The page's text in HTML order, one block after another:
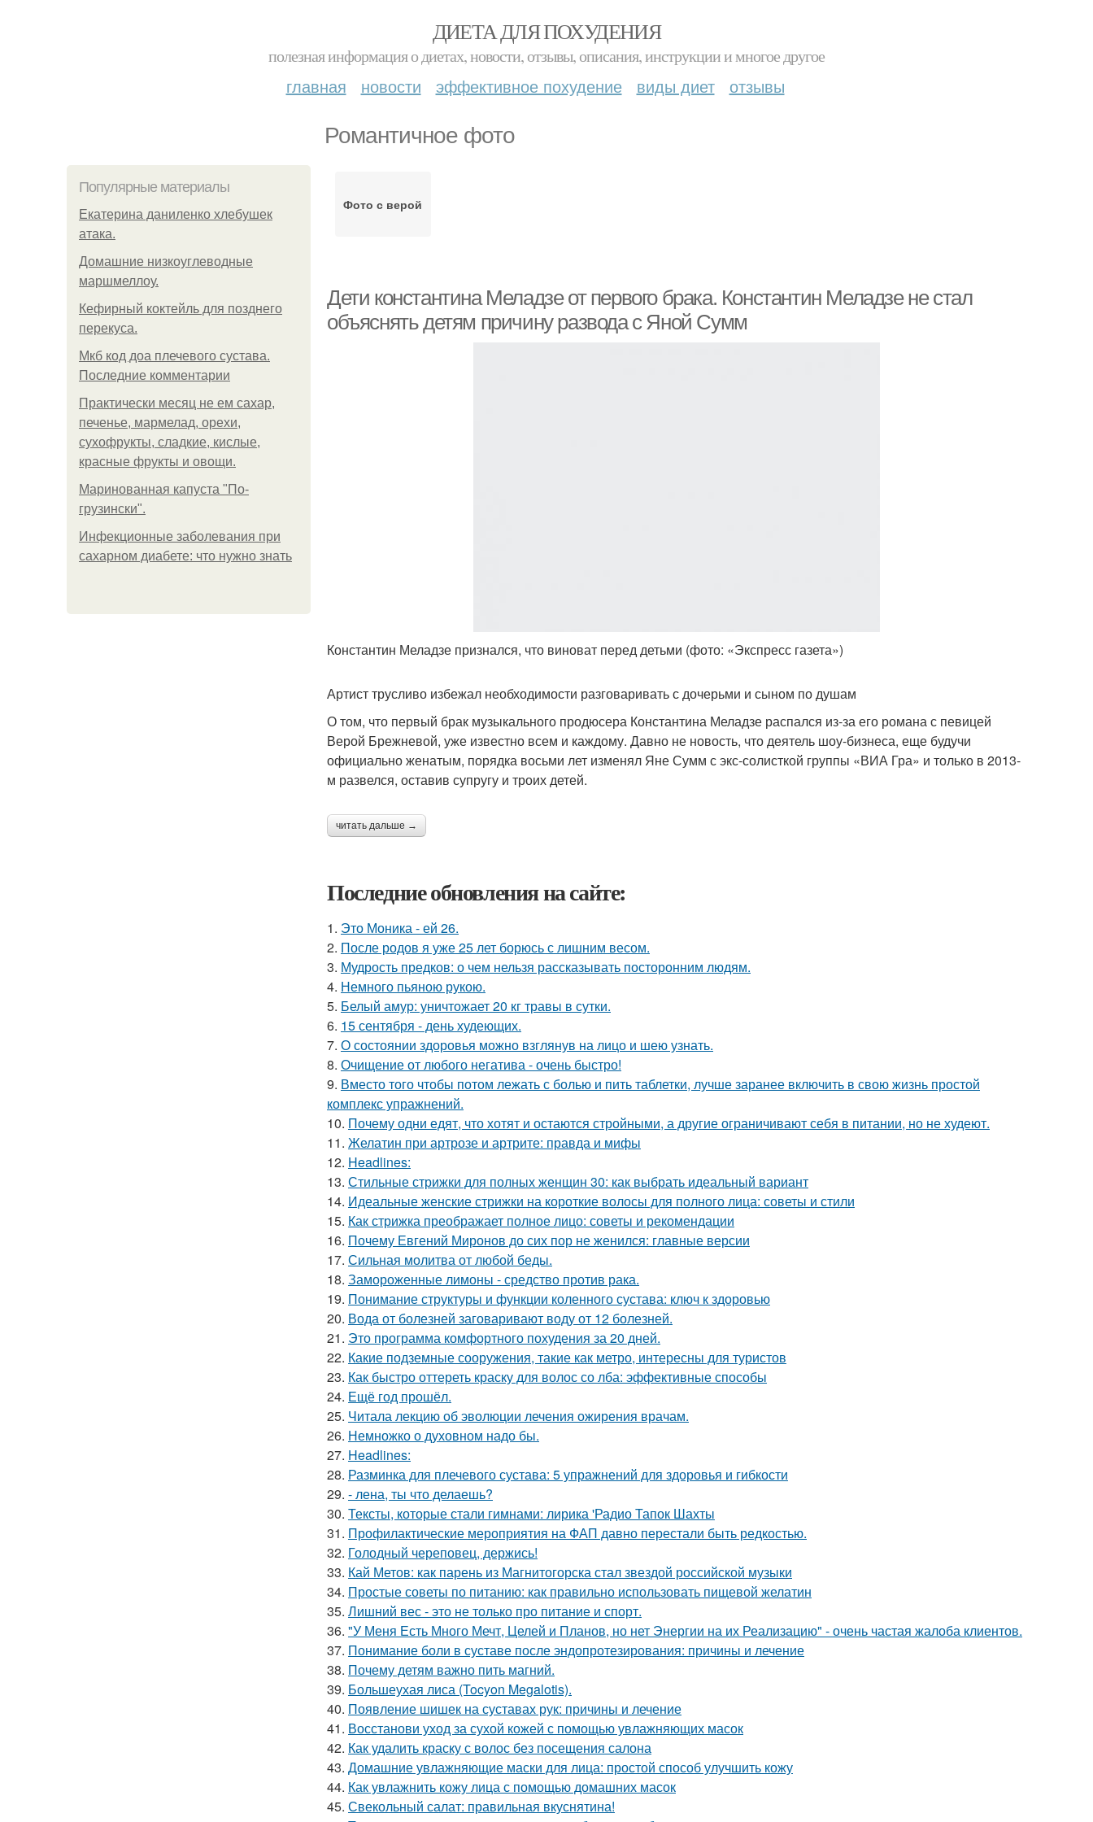
ДИЕТА ДЛЯ ПОХУДЕНИЯ
полезная информация о диетах, новости, отзывы, описания, инструкции и многое другое
главная новости эффективное похудение виды диет отзывы
Романтичное фото
Популярные материалы
Екатерина даниленко хлебушек
атака.
Домашние низкоуглеводные
маршмеллоу.
Кефирный коктейль для позднего
перекуса.
Мкб код доа плечевого сустава.
Последние комментарии
Практически месяц не ем сахар,
печенье, мармелад, орехи,
сухофрукты, сладкие, кислые,
красные фрукты и овощи.
Маринованная капуста "По-
грузински".
Инфекционные заболевания при
сахарном диабете: что нужно знать
Фото с верой
Дети константина Меладзе от первого брака. Константин Меладзе не стал
объяснять детям причину развода с Яной Сумм
Константин Меладзе признался, что виноват перед детьми (фото: «Экспресс газета»)
Артист трусливо избежал необходимости разговаривать с дочерьми и сыном по душам
О том, что первый брак музыкального продюсера Константина Меладзе распался из-за его романа с певицей
Верой Брежневой, уже известно всем и каждому. Давно не новость, что деятель шоу-бизнеса, еще будучи
официально женатым, порядка восьми лет изменял Яне Сумм с экс-солисткой группы «ВИА Гра» и только в 2013-
м развелся, оставив супругу и троих детей.
читать дальше →
Последние обновления на сайте:
1. Это Моника - ей 26.
2. После родов я уже 25 лет борюсь с лишним весом.
3. Мудрость предков: о чем нельзя рассказывать посторонним людям.
4. Немного пьяною рукою.
5. Белый амур: уничтожает 20 кг травы в сутки.
6. 15 сентября - день худеющих.
7. О состоянии здоровья можно взглянув на лицо и шею узнать.
8. Очищение от любого негатива - очень быстро!
9. Вместо того чтобы потом лежать с болью и пить таблетки, лучше заранее включить в свою жизнь простой
комплекс упражнений.
10. Почему одни едят, что хотят и остаются стройными, а другие ограничивают себя в питании, но не худеют.
11. Желатин при артрозе и артрите: правда и мифы
12. Headlines:
13. Стильные стрижки для полных женщин 30: как выбрать идеальный вариант
14. Идеальные женские стрижки на короткие волосы для полного лица: советы и стили
15. Как стрижка преображает полное лицо: советы и рекомендации
16. Почему Евгений Миронов до сих пор не женился: главные версии
17. Сильная молитва от любой беды.
18. Замороженные лимоны - средство против рака.
19. Понимание структуры и функции коленного сустава: ключ к здоровью
20. Вода от болезней заговаривают воду от 12 болезней.
21. Это программа комфортного похудения за 20 дней.
22. Какие подземные сооружения, такие как метро, интересны для туристов
23. Как быстро оттереть краску для волос со лба: эффективные способы
24. Ещё год прошёл.
25. Читала лекцию об эволюции лечения ожирения врачам.
26. Немножко о духовном надо бы.
27. Headlines:
28. Разминка для плечевого сустава: 5 упражнений для здоровья и гибкости
29. - лена, ты что делаешь?
30. Тексты, которые стали гимнами: лирика 'Радио Тапок Шахты
31. Профилактические мероприятия на ФАП давно перестали быть редкостью.
32. Голодный череповец, держись!
33. Кай Метов: как парень из Магнитогорска стал звездой российской музыки
34. Простые советы по питанию: как правильно использовать пищевой желатин
35. Лишний вес - это не только про питание и спорт.
36. "У Меня Есть Много Мечт, Целей и Планов, но нет Энергии на их Реализацию" - очень частая жалоба клиентов.
37. Понимание боли в суставе после эндопротезирования: причины и лечение
38. Почему детям важно пить магний.
39. Большеухая лиса (Tocyon Megalotis).
40. Появление шишек на суставах рук: причины и лечение
41. Восстанови уход за сухой кожей с помощью увлажняющих масок
42. Как удалить краску с волос без посещения салона
43. Домашние увлажняющие маски для лица: простой способ улучшить кожу
44. Как увлажнить кожу лица с помощью домашних масок
45. Свекольный салат: правильная вкуснятина!